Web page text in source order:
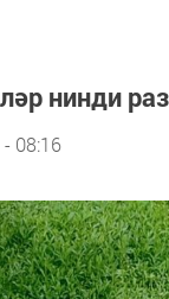
нинди
08:16